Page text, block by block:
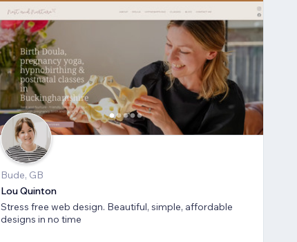
Bude, GB
Lou Quinton
Stress free web design. Beautiful, simple, affordable
designs in no time